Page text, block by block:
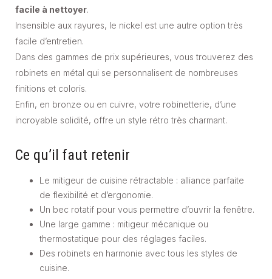
facile à nettoyer.
Insensible aux rayures, le nickel est une autre option très
facile d’entretien.
Dans des gammes de prix supérieures, vous trouverez des
robinets en métal qui se personnalisent de nombreuses
finitions et coloris.
Enfin, en bronze ou en cuivre, votre robinetterie, d’une
incroyable solidité, offre un style rétro très charmant.
Ce qu’il faut retenir
Le mitigeur de cuisine rétractable : alliance parfaite
de flexibilité et d’ergonomie.
Un bec rotatif pour vous permettre d’ouvrir la fenêtre.
Une large gamme : mitigeur mécanique ou
thermostatique pour des réglages faciles.
Des robinets en harmonie avec tous les styles de
cuisine.